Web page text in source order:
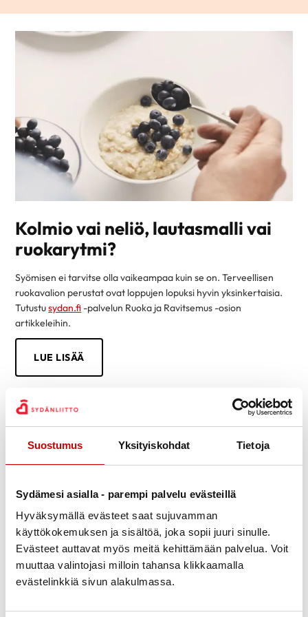
Suostumus Yksityiskohdat Tietoja
Sydämesi asialla - parempi palvelu evästeillä
Hyväksymällä evästeet saat sujuvamman
käyttökokemuksen ja sisältöä, joka sopii juuri sinulle.
Evästeet auttavat myös meitä kehittämään palvelua. Voit
muuttaa valintojasi milloin tahansa klikkaamalla
evästelinkkiä sivun alakulmassa.
Kolmio vai neliö, lautasmalli vai
ruokarytmi?
Syömisen ei tarvitse olla vaikeampaa kuin se on. Terveellisen
ruokavalion perustat ovat loppujen lopuksi hyvin yksinkertaisia.
Tutustusydan.fi -palvelun Ruoka ja Ravitsemus -osion
artikkeleihin.
LUE LISÄÄ
Tietoa sydänsairauksista helposti